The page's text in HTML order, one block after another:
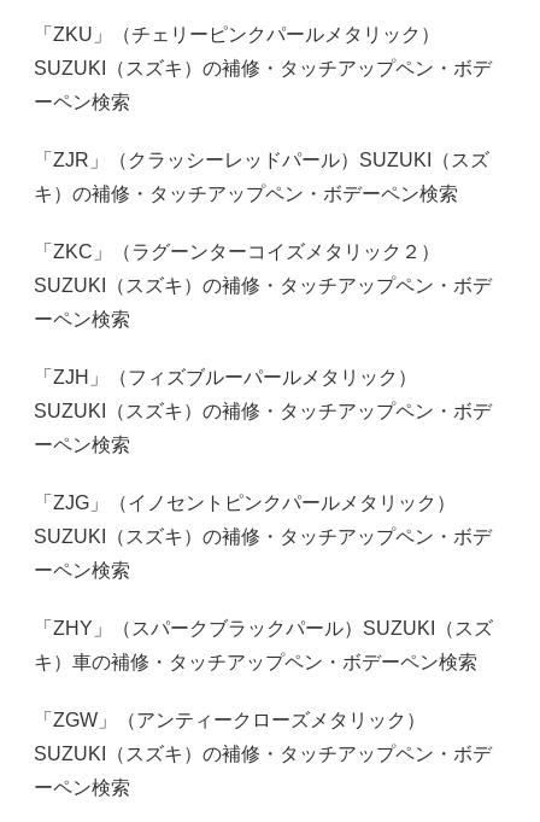
「ZKU」（チェリーピンクパールメタリック）
SUZUKI（スズキ）の補修・タッチアップペン・ボデ
ーペン検索
「ZJR」（クラッシーレッドパール）SUZUKI（スズ
キ）の補修・タッチアップペン・ボデーペン検索
「ZKC」（ラグーンターコイズメタリック２）
SUZUKI（スズキ）の補修・タッチアップペン・ボデ
ーペン検索
「ZJH」（フィズブルーパールメタリック）
SUZUKI（スズキ）の補修・タッチアップペン・ボデ
ーペン検索
「ZJG」（イノセントピンクパールメタリック）
SUZUKI（スズキ）の補修・タッチアップペン・ボデ
ーペン検索
「ZHY」（スパークブラックパール）SUZUKI（スズ
キ）車の補修・タッチアップペン・ボデーペン検索
「ZGW」（アンティークローズメタリック）
SUZUKI（スズキ）の補修・タッチアップペン・ボデ
ーペン検索